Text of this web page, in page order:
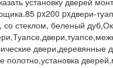
85 px200 pxдвери-
со стеклом, беленый
двери,деревянные
полотно,установка